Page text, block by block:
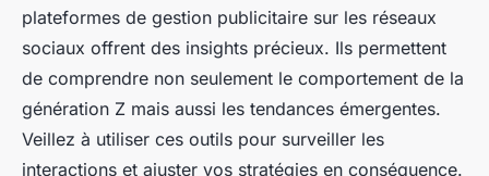
plateformes de gestion publicitaire sur les réseaux
sociaux offrent des insights précieux. Ils permettent
de comprendre non seulement le comportement de la
génération Z mais aussi les tendances émergentes.
Veillez à utiliser ces outils pour surveiller les
interactions et ajuster vos stratégies en conséquence.